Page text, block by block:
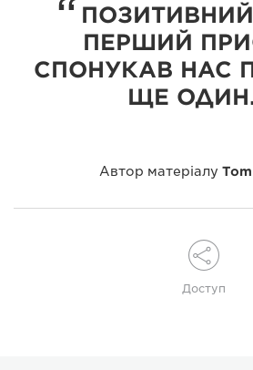
ПЕРШИЙ
СПОНУКАВ НАС
ЩЕ
Автор матеріалу
Доступ